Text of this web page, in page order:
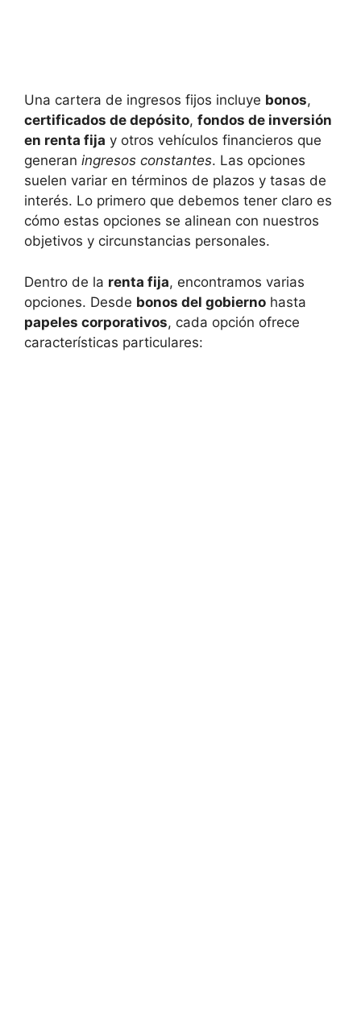
Una cartera de⁤ ingresos fijos‍ incluye bonos,
certificados de depósito,​ fondos‌ de inversión
en⁢ renta ⁤fija y otros vehículos financieros que
generan ingresos constantes. Las opciones
suelen​ variar en términos de plazos y ‍tasas ​de ​
interés. Lo primero ‍que‌ debemos tener claro ​es
⁤cómo ‍estas opciones se‍ alinean con nuestros
objetivos​ y circunstancias personales.
Dentro‍ de la renta fija, encontramos varias
opciones. Desde⁣ bonos del gobierno hasta
papeles corporativos, cada opción ofrece
características particulares: